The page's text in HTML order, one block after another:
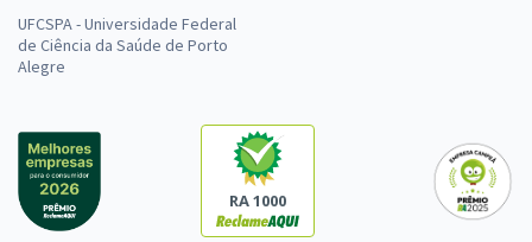
UFCSPA - Universidade Federal
de Ciência da Saúde de Porto
Alegre
RA 1000